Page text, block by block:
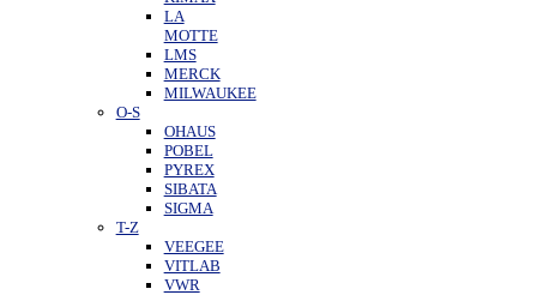
LA
MOTTE
LMS
MERCK
MILWAUKEE
O-S
OHAUS
POBEL
PYREX
SIBATA
SIGMA
T-Z
VEEGEE
VITLAB
VWR